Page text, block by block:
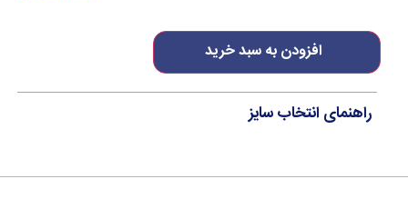
افزودن به سبد خرید
راهنمای انتخاب سایز